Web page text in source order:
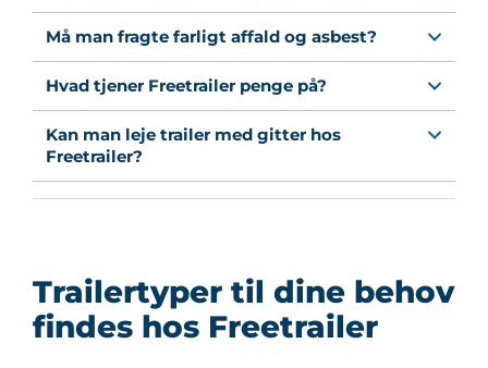
Må man fragte farligt affald og asbest?
Hvad tjener Freetrailer penge på?
Kan man leje trailer med gitter hos
Freetrailer?
Trailertyper til dine behov
findes hos Freetrailer